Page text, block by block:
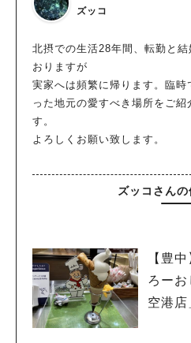
ズッコ
北摂での生活28年間、転勤と
おりますが
実家へは頻繁に帰ります。臨
った地元の愛すべき場所をご紹
す。
よろしくお願い致します。
ズッコさん
【豊
ろー
空港店